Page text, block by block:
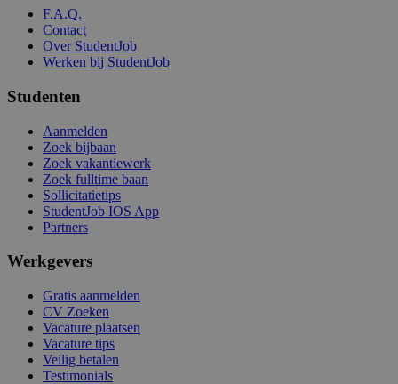
F.A.Q.
Contact
Over StudentJob
Werken bij StudentJob
Studenten
Aanmelden
Zoek bijbaan
Zoek vakantiewerk
Zoek fulltime baan
Sollicitatietips
StudentJob IOS App
Partners
Werkgevers
Gratis aanmelden
CV Zoeken
Vacature plaatsen
Vacature tips
Veilig betalen
Testimonials